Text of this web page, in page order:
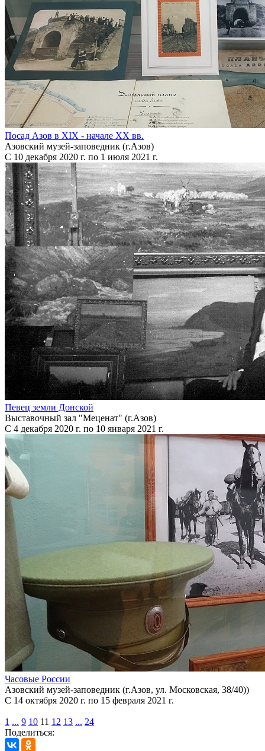
Посад Азов в XIX - начале XX вв.
Азовский музей-заповедник (г.Азов)
С 10 декабря 2020 г. по 1 июля 2021 г.
Певец земли Донской
Выставочный зал "Меценат" (г.Азов)
С 4 декабря 2020 г. по 10 января 2021 г.
Часовые России
Азовский музей-заповедник (г.Азов, ул. Московская, 38/40))
С 14 октября 2020 г. по 15 февраля 2021 г.
1 ... 9 10 11 12 13 ... 24
Поделиться: